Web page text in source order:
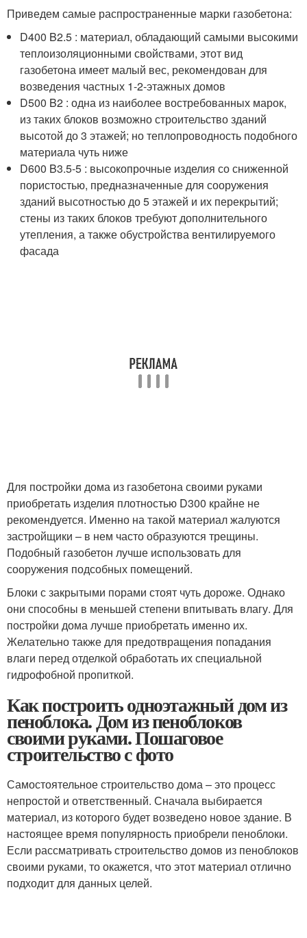
Приведем самые распространенные марки газобетона:
D400 B2.5 : материал, обладающий самыми высокими
теплоизоляционными свойствами, этот вид
газобетона имеет малый вес, рекомендован для
возведения частных 1-2-этажных домов
D500 B2 : одна из наиболее востребованных марок,
из таких блоков возможно строительство зданий
высотой до 3 этажей; но теплопроводность подобного
материала чуть ниже
D600 B3.5-5 : высокопрочные изделия со сниженной
пористостью, предназначенные для сооружения
зданий высотностью до 5 этажей и их перекрытий;
стены из таких блоков требуют дополнительного
утепления, а также обустройства вентилируемого
фасада
Для постройки дома из газобетона своими руками
приобретать изделия плотностью D300 крайне не
рекомендуется. Именно на такой материал жалуются
застройщики – в нем часто образуются трещины.
Подобный газобетон лучше использовать для
сооружения подсобных помещений.
Блоки с закрытыми порами стоят чуть дороже. Однако
они способны в меньшей степени впитывать влагу. Для
постройки дома лучше приобретать именно их.
Желательно также для предотвращения попадания
влаги перед отделкой обработать их специальной
гидрофобной пропиткой.
Как построить одноэтажный дом из
пеноблока. Дом из пеноблоков
своими руками. Пошаговое
строительство с фото
Самостоятельное строительство дома – это процесс
непростой и ответственный. Сначала выбирается
материал, из которого будет возведено новое здание. В
настоящее время популярность приобрели пеноблоки.
Если рассматривать строительство домов из пеноблоков
своими руками, то окажется, что этот материал отлично
подходит для данных целей.